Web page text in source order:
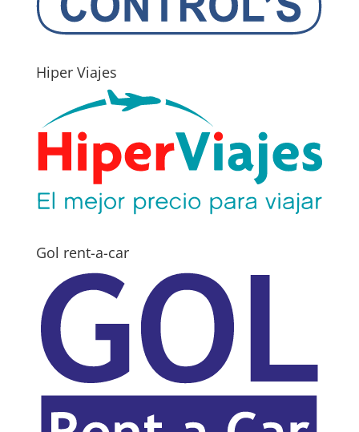
Hiper Viajes
Gol rent-a-car